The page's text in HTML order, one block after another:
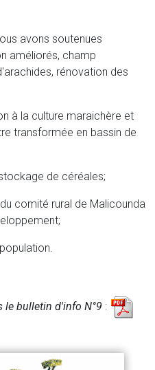
avons soutenues
améliorés, champ
rénovation des
à la culture maraichère et
transformée en bassin de
de céréales;
comité rural de Malicounda
le bulletin d'info N°9 :